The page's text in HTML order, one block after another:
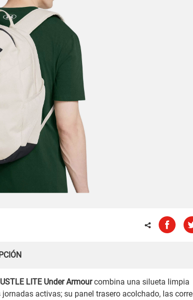
LITE Under Armourcombina una silueta limpia
activas; su panel trasero acolchado, las